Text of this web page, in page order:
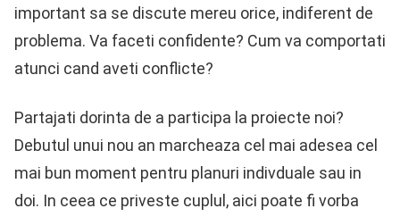
important sa se discute mereu orice, indiferent de
problema. Va faceti confidente? Cum va comportati
atunci cand aveti conflicte?
Partajati dorinta de a participa la proiecte noi?
Debutul unui nou an marcheaza cel mai adesea cel
mai bun moment pentru planuri indivduale sau in
doi. In ceea ce priveste cuplul, aici poate fi vorba